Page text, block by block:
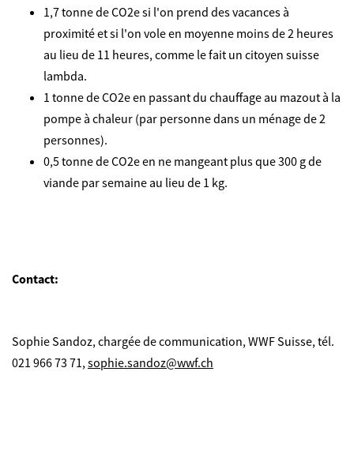
1,7 tonne de CO2e si l'on prend des vacances à
proximité et si l'on vole en moyenne moins de 2 heures
au lieu de 11 heures, comme le fait un citoyen suisse
lambda.
1 tonne de CO2e en passant du chauffage au mazout à la
pompe à chaleur (par personne dans un ménage de 2
personnes).
0,5 tonne de CO2e en ne mangeant plus que 300 g de
viande par semaine au lieu de 1 kg.
Contact:
Sophie Sandoz, chargée de communication, WWF Suisse, tél.
021 966 73 71, sophie.sandoz@wwf.ch